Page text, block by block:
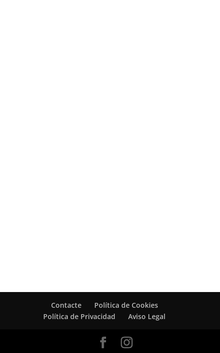
Contacte
Política de Cookies
Política de Privacidad
Aviso Legal